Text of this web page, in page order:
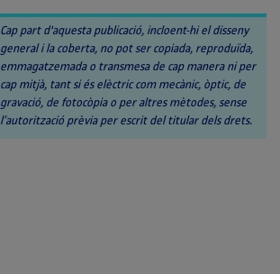
Cap part d'aquesta publicació, incloent-hi el disseny
general i la coberta, no pot ser copiada, reproduïda,
emmagatzemada o transmesa de cap manera ni per
cap mitjà, tant si és elèctric com mecànic, òptic, de
gravació, de fotocòpia o per altres mètodes, sense
l’autorització prèvia per escrit del titular dels drets.